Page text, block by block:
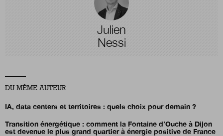
Julien
Nessi
DU MÊME AUTEUR
IA, data centers et territoires : quels choix pour demain ?
Transition énergétique : comment la Fontaine d’Ouche à Dijon
est devenue le plus grand quartier à énergie positive de France